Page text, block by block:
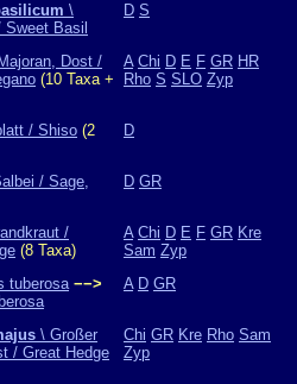
\
Basil
D S
Dost /
(10 Taxa +
A Chi D E F GR HR
Rho S SLO Zyp
/ Shiso (2
D
/ Sage,
D GR
/
(8 Taxa)
A Chi D E F GR Kre
Sam Zyp
tuberosa −−>
A D GR
\ Großer
/ Great Hedge
Chi GR Kre Rho Sam
Zyp